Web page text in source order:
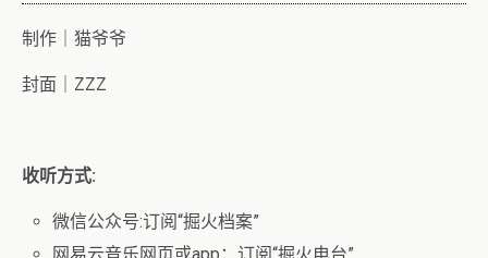
制作｜猫爷爷
封面｜ZZZ
收听方式:
微信公众号:订阅“掘火档案”